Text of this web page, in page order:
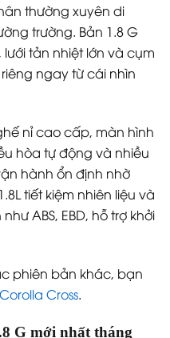
thường xuyên di
trường. Bản 1.8 G
tản nhiệt lớn và cụm
ngay từ cái nhìn
nỉ cao cấp, màn hình
hòa tự động và nhiều
hành ổn định nhờ
tiết kiệm nhiên liệu và
ABS, EBD, hỗ trợ khởi
phiên bản khác, bạn
Cross.
G mới nhất tháng